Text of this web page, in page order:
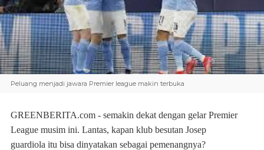
Peluang menjadi jawara Premier league makin terbuka
GREENBERITA.com - semakin dekat dengan gelar Premier
League musim ini. Lantas, kapan klub besutan Josep
guardiola itu bisa dinyatakan sebagai pemenangnya?